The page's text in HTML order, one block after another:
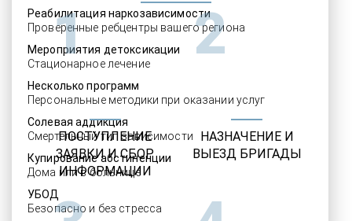
Реабилитация наркозависимости
Проверенные ребцентры вашего региона
Мероприятия детоксикации
Стационарное лечение
Несколько программ
Персональные методики при оказании услуг
Солевая аддикция
Смертельный тип зависимости
Купирование абстиненции
Дома или в больнице
УБОД
Безопасно и без стресса
1
ПОСТУПЛЕНИЕ
ЗАЯВКИ И СБОР
ИНФОРМАЦИИ
2
НАЗНАЧЕНИЕ И
ВЫЕЗД БРИГАДЫ